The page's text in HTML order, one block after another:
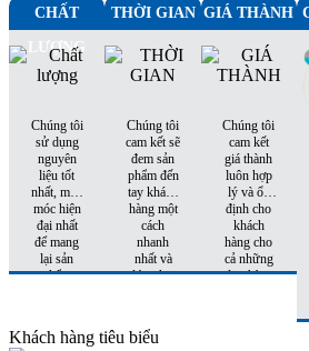
CHẤT
LƯỢNG
Chúng tôi
sử dụng
nguyên
liệu tốt
nhất, máy
móc hiện
đại nhất
để mang
lại sản
phẩm
hàng
THỜI GIAN
Chúng tôi
cam kết sẽ
đem sản
phẩm đến
tay khách
hàng một
cách
nhanh
nhất và
đúng hẹn
GIÁ THÀNH
Chúng tôi
cam kết
giá thành
luôn hợp
lý và ổn
định cho
khách
hàng cho
cả những
đơn hàng
Khách hàng tiêu biểu